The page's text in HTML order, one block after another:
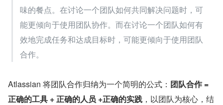
味的餐点。在讨论一个团队如何共同解决问题时，可
能更倾向于使用团队协作。而在讨论一个团队如何有
效地完成任务和达成目标时，可能更倾向于使用团队
合作。
Atlassian 将团队合作归纳为一个简明的公式： 团队合作 =
正确的工具 + 正确的人员 +正确的实践 ，以团队为核心，结